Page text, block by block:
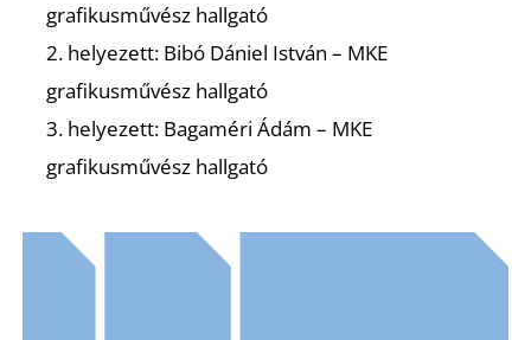
grafikusművész hallgató
2. helyezett: Bibó Dániel István – MKE
grafikusművész hallgató
3. helyezett: Bagaméri Ádám – MKE
grafikusművész hallgató